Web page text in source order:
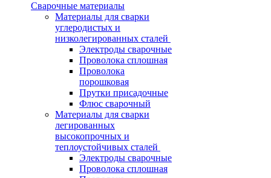
Сварочные материалы
Материалы для сварки
углеродистых и
низколегированных сталей
Электроды сварочные
Проволока сплошная
Проволока
порошковая
Прутки присадочные
Флюс сварочный
Материалы для сварки
легированных
высокопрочных и
теплоустойчивых сталей
Электроды сварочные
Проволока сплошная